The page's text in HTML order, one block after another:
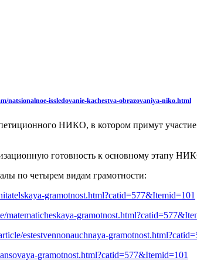
natsionalnoe-issledovanie-kachestva-obrazovaniya-niko.html
НИКО, в котором примут
готовность к основному этапу
по четырем видам грамотности:
gramotnost.html?catid=577&Itemid=101
matematicheskaya-
estestvennonauchnaya-
gramotnost.html?catid=577&Itemid=101